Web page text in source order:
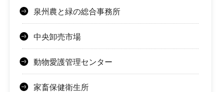
泉州農と緑の総合事務所
中央卸売市場
動物愛護管理センター
家畜保健衛生所